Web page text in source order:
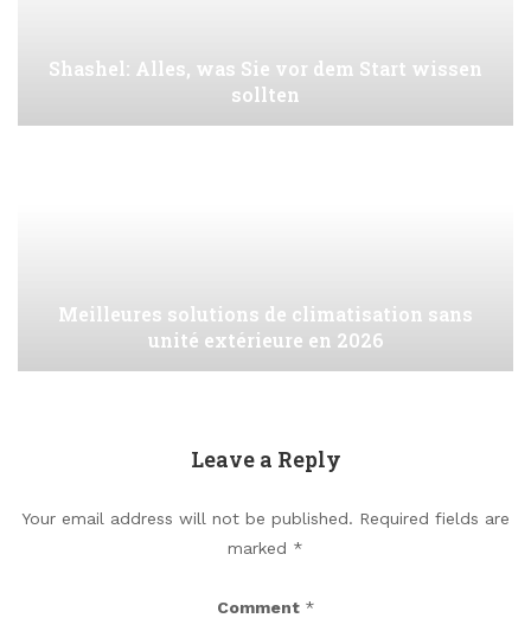
Shashel: Alles, was Sie vor dem Start wissen
sollten
Meilleures solutions de climatisation sans
unité extérieure en 2026
Leave a Reply
Your email address will not be published. Required fields are
marked *
Comment *